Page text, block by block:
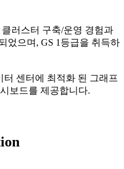
러스터 구축/운영 경험과
었으며, GS 1등급을 취득하
터 센터에 최적화 된 그래프
보드를 제공합니다.